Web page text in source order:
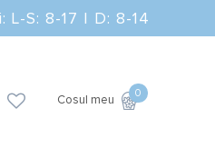
L-S: 8-17 | D: 8-14
Cosul meu
0